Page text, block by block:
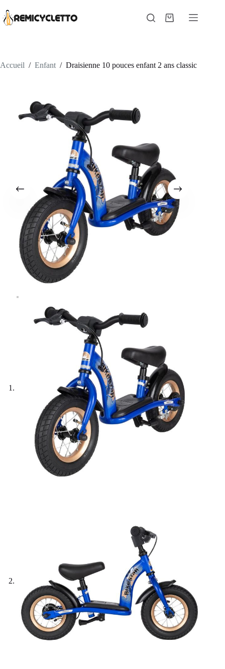
au
contenu
Panier
Accueil / Enfant / Draisienne 10 pouces enfant 2 ans classic